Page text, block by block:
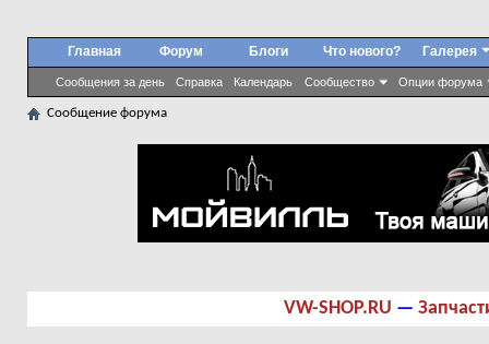
Главная Форум
Сообщения за день Справка Календарь Сообщество Опции форума
Блоги Что нового? Галерея
Сообщение форума
VW-SHOP.RU —